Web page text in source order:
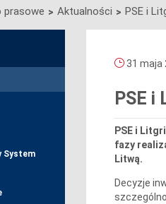
prasowe > Aktualności >
System
31 maja
PSE
PSE i
fazy
Litwą.
Decyzje